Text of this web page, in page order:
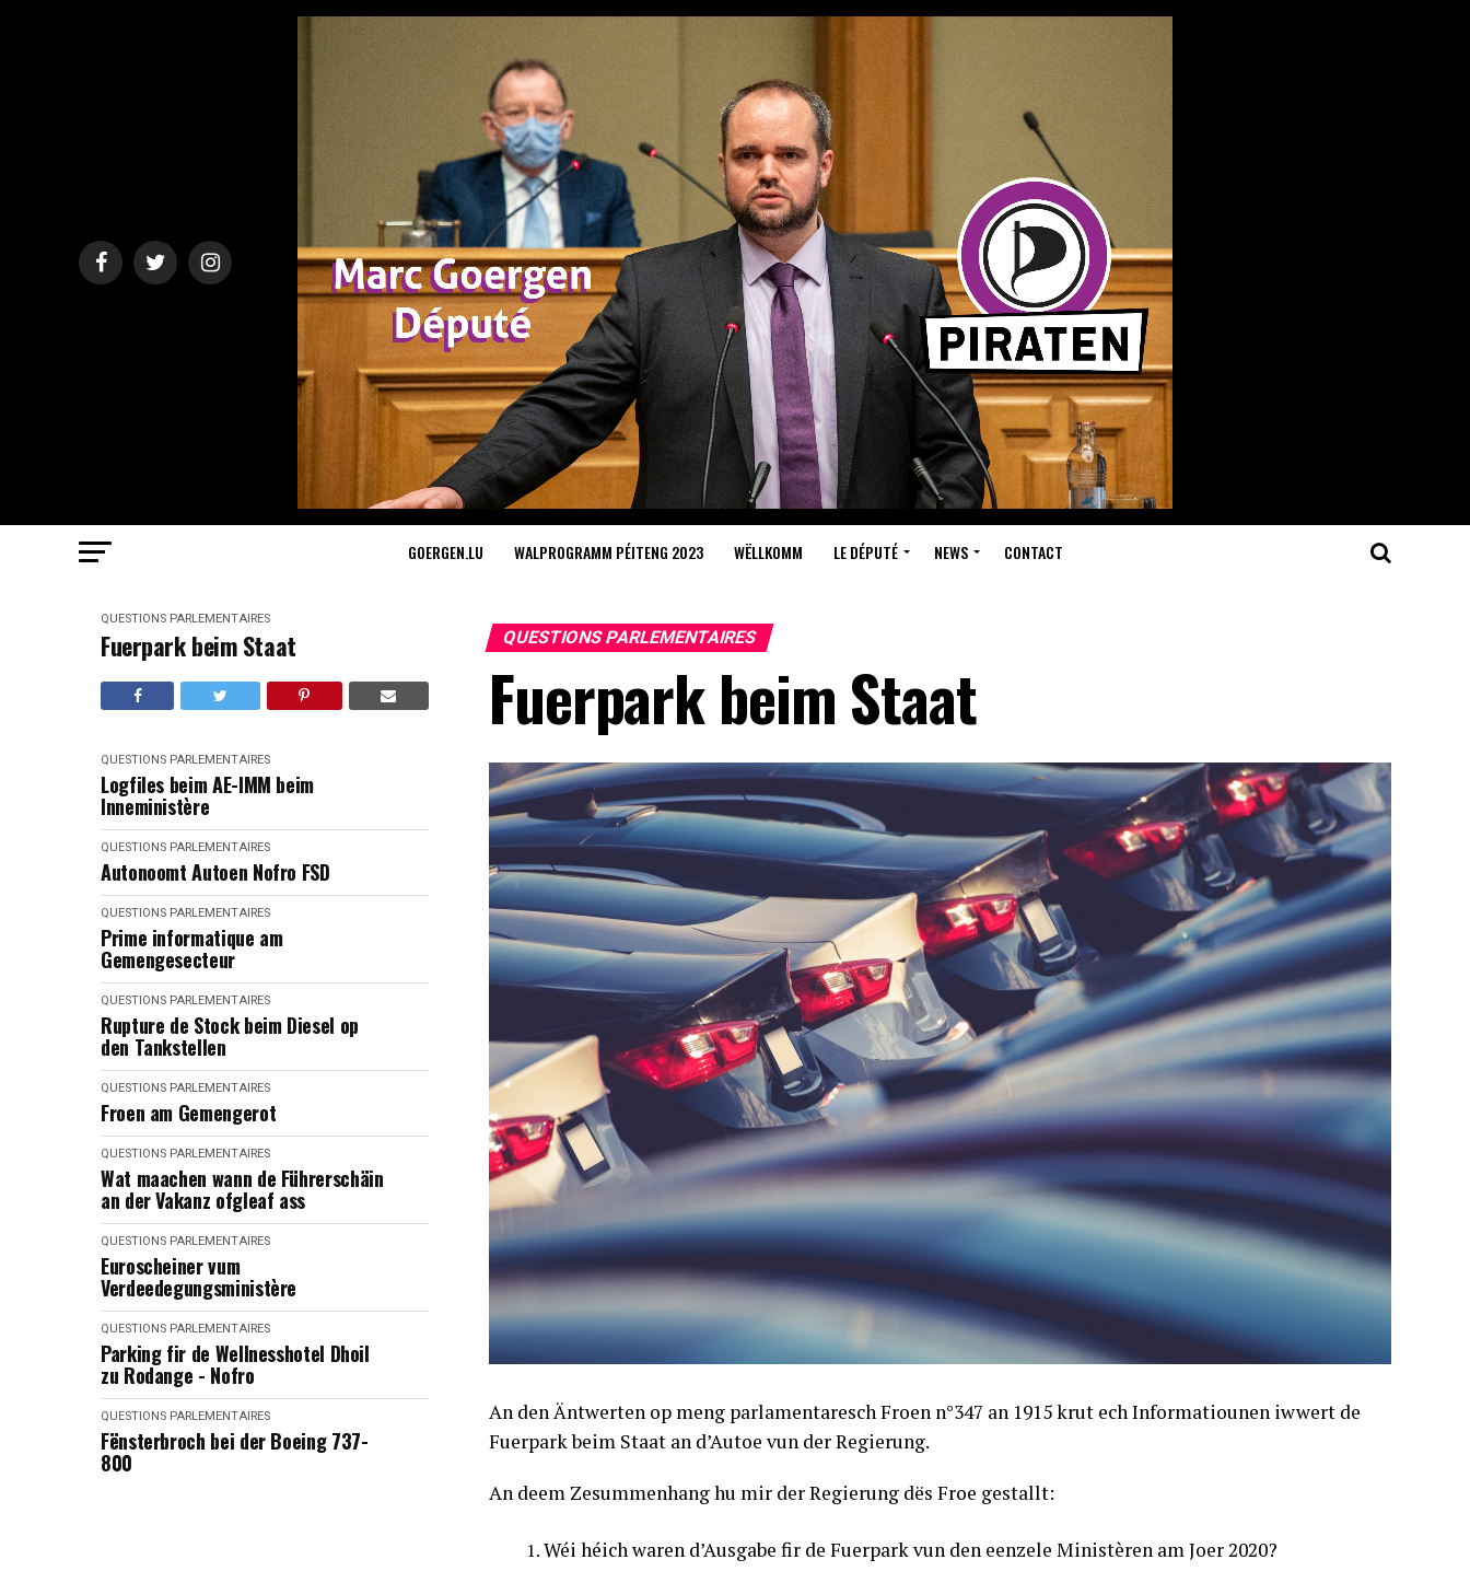
GOERGEN.LU WALPROGRAMM PÉITENG 2023 WËLLKOMM LE DÉPUTÉ NEWS CONTACT
QUESTIONS PARLEMENTAIRES
Fuerpark beim Staat
QUESTIONS PARLEMENTAIRES
Logfiles beim AE-IMM beim
Inneministère
QUESTIONS PARLEMENTAIRES
Autonoomt Autoen Nofro FSD
QUESTIONS PARLEMENTAIRES
Prime informatique am
Gemengesecteur
QUESTIONS PARLEMENTAIRES
Rupture de Stock beim Diesel op
den Tankstellen
QUESTIONS PARLEMENTAIRES
Froen am Gemengerot
QUESTIONS PARLEMENTAIRES
Wat maachen wann de Führerschäin
an der Vakanz ofgleaf ass
QUESTIONS PARLEMENTAIRES
Euroscheiner vum
Verdeedegungsministère
QUESTIONS PARLEMENTAIRES
Parking fir de Wellnesshotel Dhoil
zu Rodange - Nofro
QUESTIONS PARLEMENTAIRES
Fënsterbroch bei der Boeing 737-
800
QUESTIONS PARLEMENTAIRES
Fuerpark beim Staat
An den Äntwerten op meng parlamentaresch Froen n°347 an 1915 krut ech Informatiounen iwwert de
Fuerpark beim Staat an d’Autoe vun der Regierung.
An deem Zesummenhang hu mir der Regierung dës Froe gestallt:
Wéi héich waren d’Ausgabe fir de Fuerpark vun den eenzele Ministèren am Joer 2020?